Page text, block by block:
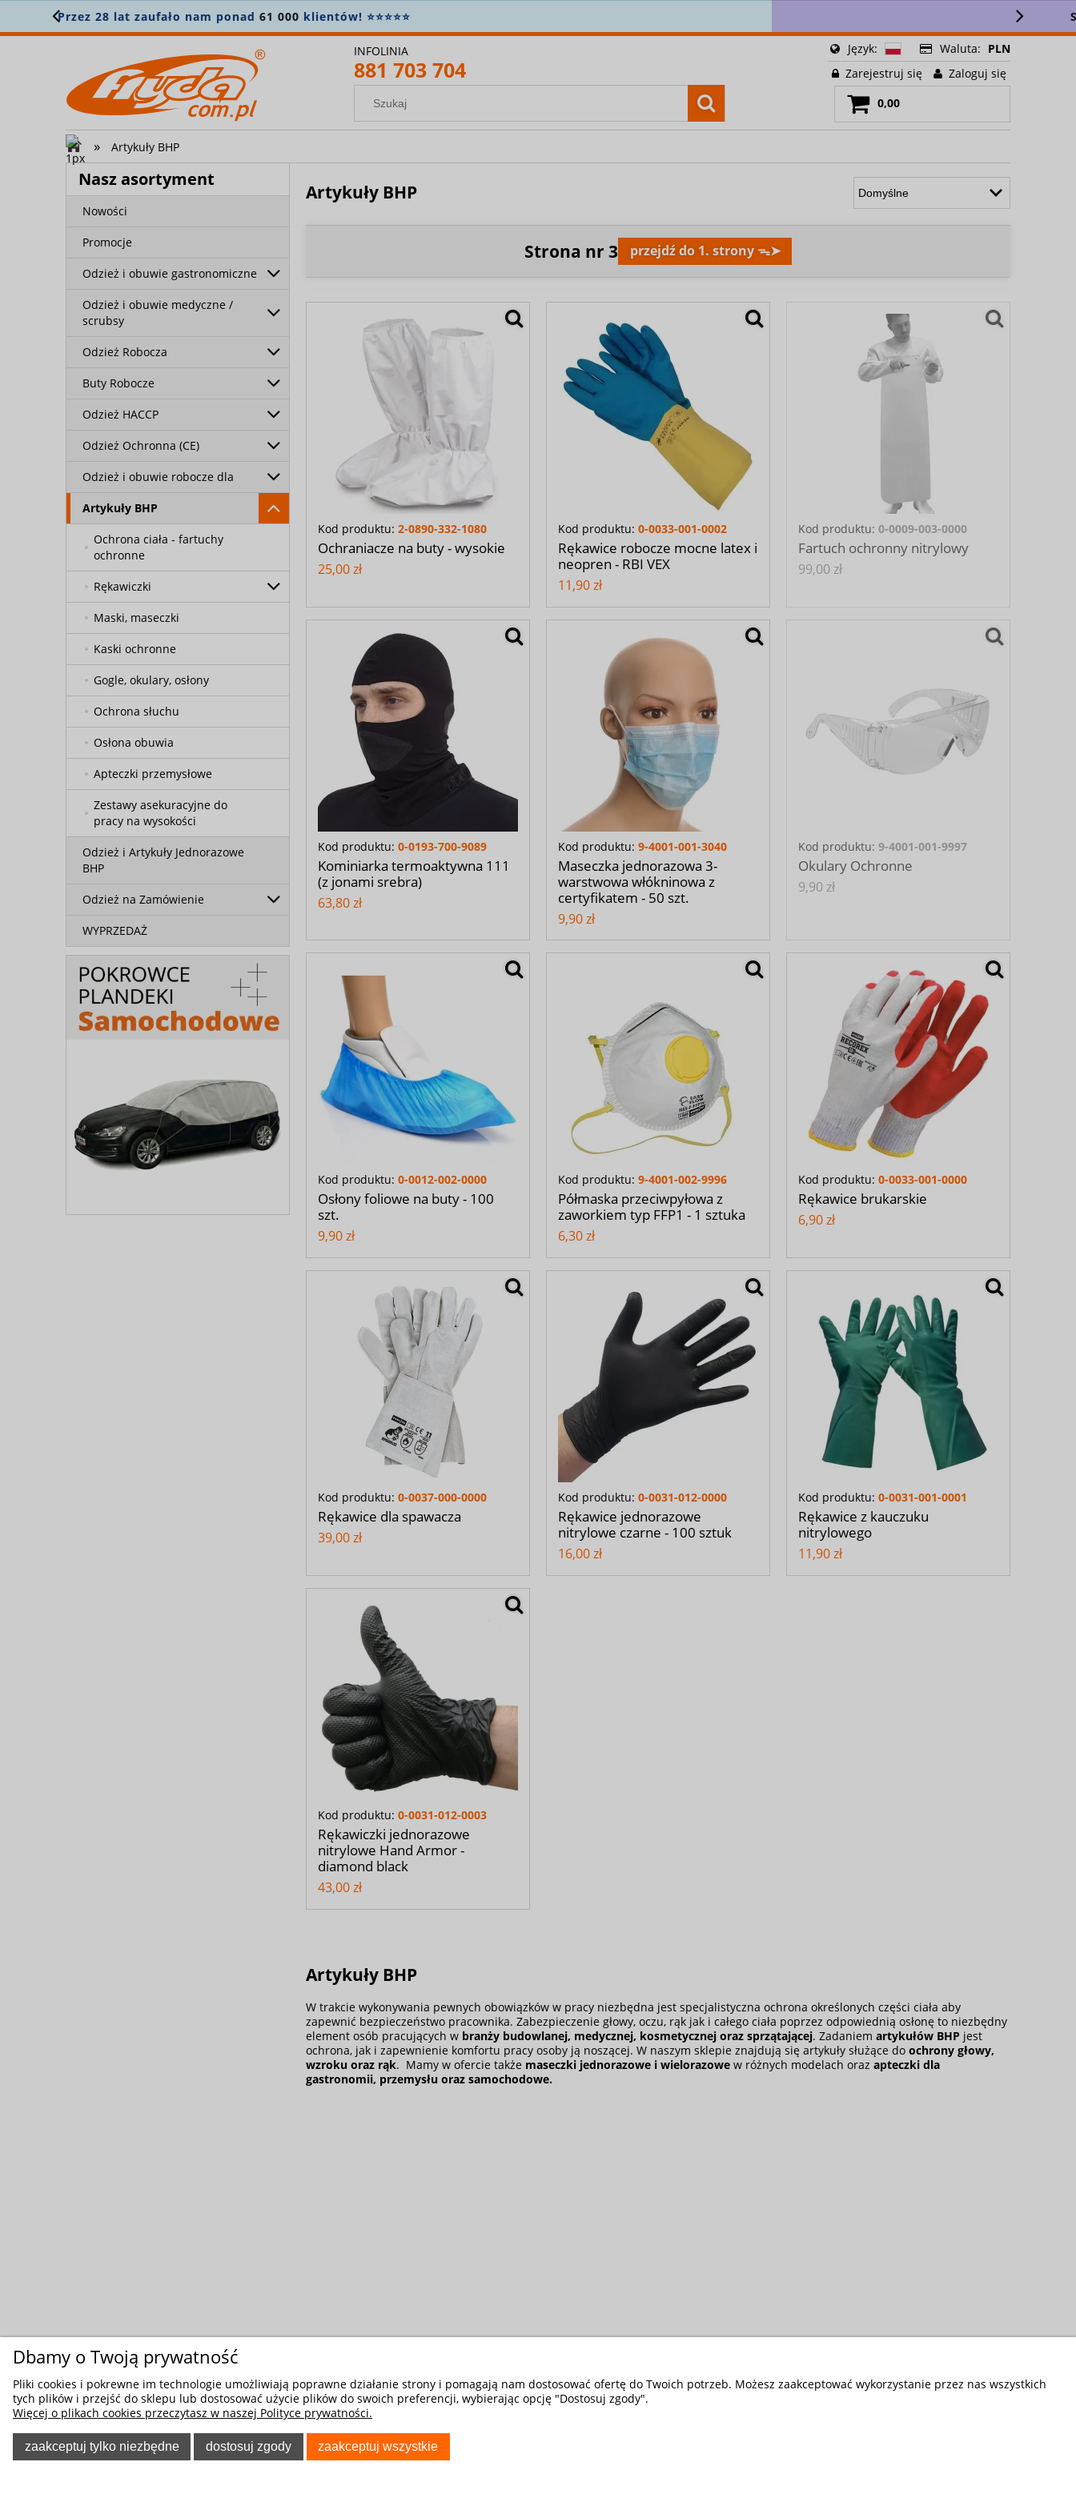
Stałe min. 5% zniżki na wszystko
INFOLINIA
881 703 704
Język: Waluta: PLN
Zarejestruj się
Zaloguj się
0,00
» Artykuły BHP
Nasz asortyment
Nowości
Promocje
Odzież i obuwie gastronomiczne
Odzież i obuwie medyczne /
scrubsy
Odzież Robocza
Buty Robocze
Odzież HACCP
Odzież Ochronna (CE)
Odzież i obuwie robocze dla
Artykuły BHP
Ochrona ciała - fartuchy
ochronne
Rękawiczki
Maski, maseczki
Kaski ochronne
Gogle, okulary, osłony
Ochrona słuchu
Osłona obuwia
Apteczki przemysłowe
Zestawy asekuracyjne do
pracy na wysokości
Odzież i Artykuły Jednorazowe
BHP
Odzież na Zamówienie
WYPRZEDAŻ
Artykuły BHP
Strona nr 3 przejdź do 1. strony ᯓ➤
Kod produktu: 2-0890-332-1080
Ochraniacze na buty - wysokie
25,00 zł
Kod produktu: 0-0033-001-0002
Rękawice robocze mocne latex i
neopren - RBI VEX
11,90 zł
Kod produktu: 0-0009-003-0000
Fartuch ochronny nitrylowy
99,00 zł
Kod produktu: 0-0193-700-9089
Kominiarka termoaktywna 111
(z jonami srebra)
63,80 zł
Kod produktu: 9-4001-001-3040
Maseczka jednorazowa 3-
warstwowa włókninowa z
certyfikatem - 50 szt.
9,90 zł
Kod produktu: 9-4001-001-9997
Okulary Ochronne
9,90 zł
Kod produktu: 0-0012-002-0000
Osłony foliowe na buty - 100
szt.
9,90 zł
Kod produktu: 9-4001-002-9996
Półmaska przeciwpyłowa z
zaworkiem typ FFP1 - 1 sztuka
6,30 zł
Kod produktu: 0-0033-001-0000
Rękawice brukarskie
6,90 zł
Kod produktu: 0-0037-000-0000
Rękawice dla spawacza
39,00 zł
Kod produktu: 0-0031-012-0000
Rękawice jednorazowe
nitrylowe czarne - 100 sztuk
16,00 zł
Kod produktu: 0-0031-001-0001
Rękawice z kauczuku
nitrylowego
11,90 zł
Kod produktu: 0-0031-012-0003
Rękawiczki jednorazowe
nitrylowe Hand Armor -
diamond black
43,00 zł
Artykuły BHP
W trakcie wykonywania pewnych obowiązków w pracy niezbędna jest specjalistyczna ochrona określonych części ciała aby
zapewnić bezpieczeństwo pracownika. Zabezpieczenie głowy, oczu, rąk jak i całego ciała poprzez odpowiednią osłonę to niezbędny
element osób pracujących w branży budowlanej, medycznej, kosmetycznej oraz sprzątającej. Zadaniem artykułów BHP jest
ochrona, jak i zapewnienie komfortu pracy osoby ją noszącej. W naszym sklepie znajdują się artykuły służące do ochrony głowy,
wzroku oraz rąk. Mamy w ofercie także maseczki jednorazowe i wielorazowe w różnych modelach oraz apteczki dla
gastronomii, przemysłu oraz samochodowe.
Dbamy o Twoją prywatność
Pliki cookies i pokrewne im technologie umożliwiają poprawne działanie strony i pomagają nam dostosować ofertę do Twoich potrzeb. Możesz zaakceptować wykorzystanie przez nas wszystkich
tych plików i przejść do sklepu lub dostosować użycie plików do swoich preferencji, wybierając opcję "Dostosuj zgody".
Więcej o plikach cookies przeczytasz w naszej Polityce prywatności.
zaakceptuj tylko niezbędne dostosuj zgody zaakceptuj wszystkie